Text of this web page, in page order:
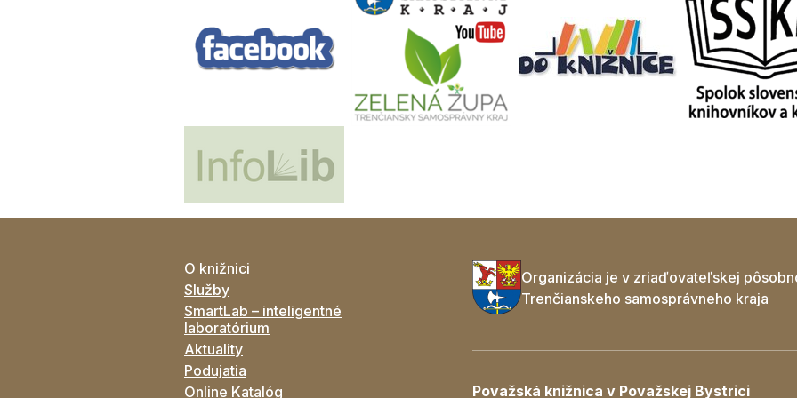
O knižnici
Služby
SmartLab – inteligentné
laboratórium
Aktuality
Podujatia
Online Katalóg
Organizácia je v zriaďovateľskej
Trenčianskeho samosprávneho kraja
Považská knižnica v Považskej Bystrici